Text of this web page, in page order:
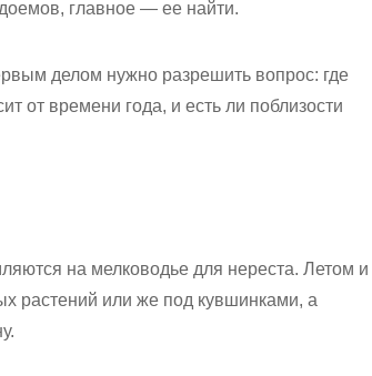
главное — ее найти.
делом нужно разрешить вопрос: где
от времени года, и есть ли поблизости
на мелководье для нереста. Летом и
растений или же под кувшинками, а